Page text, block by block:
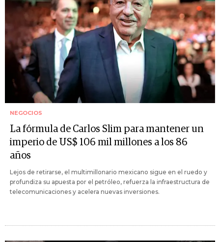
NEGOCIOS
La fórmula de Carlos Slim para mantener un
imperio de US$ 106 mil millones a los 86
años
Lejos de retirarse, el multimillonario mexicano sigue en el ruedo y
profundiza su apuesta por el petróleo, refuerza la infraestructura de
telecomunicaciones y acelera nuevas inversiones.